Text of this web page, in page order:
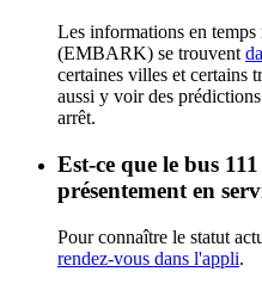
Les informations en temps
(EMBARK) se trouvent
certaines villes et certains
aussi y voir des
arrêt.
Est-ce que le bus
présentement en
Pour connaître le statut
rendez-vous dans l'appli.